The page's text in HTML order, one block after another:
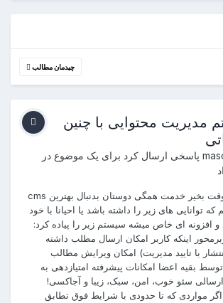
چیدمان مطالب
مدیریت محتوایی با چنین
پاسخی ارسال کرد برای یک موضوع در
سلام و وقت بخیر خدمت همگی دوستان بدنبال بهترین cms
توانایی های زیر را داشته باشد یا احیانا با خود
افزونه ای خاص میشه سیستم زیر را پیاده کرد:
اینکه کاربر امکان ارسال مطلب داشته
با تایید مدیریت) امکان ویرایش مطالب
بقیه اعضا امکانات پیشرفته امتیازدهی به
سئو خوب، امن، سبک، زیبا و آجاکسی!
مواردی که تا حدودی با شرایط فوق تطابق